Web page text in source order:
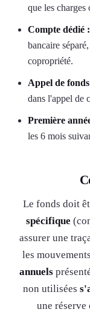
que les charges
Compte dédié :
bancaire
copropriété.
Appel de
dans l'appel de
Première
les 6 mois
Le fonds doit
spécifique
assurer une
les
annuels
non utilisées
une